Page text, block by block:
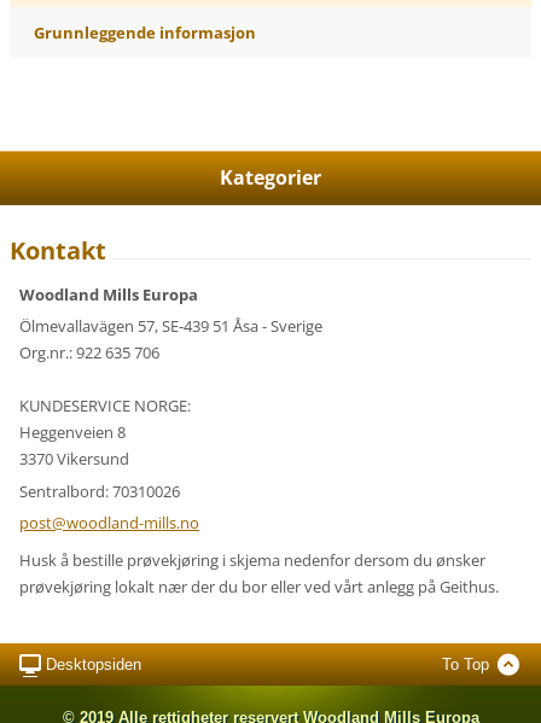
Grunnleggende informasjon
Kategorier
Kontakt
Woodland Mills Europa
Ölmevallavägen 57, SE-439 51 Åsa - Sverige
Org.nr.: 922 635 706
KUNDESERVICE NORGE:
Heggenveien 8
3370 Vikersund
Sentralbord: 70310026
post@woodland-mills.no
Husk å bestille prøvekjøring i skjema nedenfor dersom du ønsker
prøvekjøring lokalt nær der du bor eller ved vårt anlegg på Geithus.
Desktopsiden To Top
© 2019 Alle rettigheter reservert Woodland Mills Europa